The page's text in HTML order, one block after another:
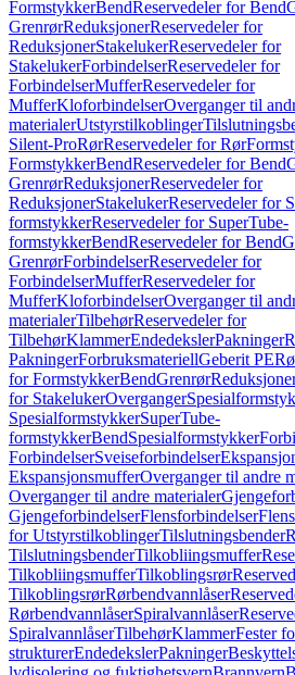
FormstykkerBendReservedeler for Bend
GrenrørReduksjonerReservedeler for
ReduksjonerStakelukerReservedeler for
StakelukerForbindelserReservedeler for
ForbindelserMufferReservedeler for
MufferKloforbindelserOverganger til
materialerUtstyrstilkoblinger
Silent-ProRørReservedeler for Rør
FormstykkerBendReservedeler for Bend
GrenrørReduksjonerReservedeler for
ReduksjonerStakelukerReservedeler for
formstykkerReservedeler for SuperTube-
formstykkerBendReservedeler for Bend
GrenrørForbindelserReservedeler for
ForbindelserMufferReservedeler for
MufferKloforbindelserOverganger til
materialerTilbehørReservedeler for
TilbehørKlammerEndedekslerPakninger
PakningerForbruksmateriellGeberit PE
for FormstykkerBendGrenrør
for StakelukerOverganger
SpesialformstykkerSuperTube-
formstykkerBendSpesialformstykker
ForbindelserSveiseforbindelser
EkspansjonsmufferOverganger til andre
Overganger til andre materialer
GjengeforbindelserFlensforbindelser
for UtstyrstilkoblingerTilslutningsbender
TilslutningsbenderTilkobliingsmuffer
TilkobliingsmufferTilkoblingsrør
TilkoblingsrørRørbendvannlåser
RørbendvannlåserSpiralvannlåser
SpiralvannlåserTilbehørKlammerFester
strukturerEndedekslerPakninger